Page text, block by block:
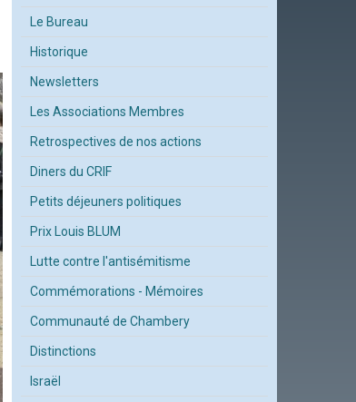
Le Bureau
Historique
Newsletters
Les Associations Membres
Retrospectives de nos actions
Diners du CRIF
Petits déjeuners politiques
Prix Louis BLUM
Lutte contre l'antisémitisme
Commémorations - Mémoires
Communauté de Chambery
Distinctions
Israël